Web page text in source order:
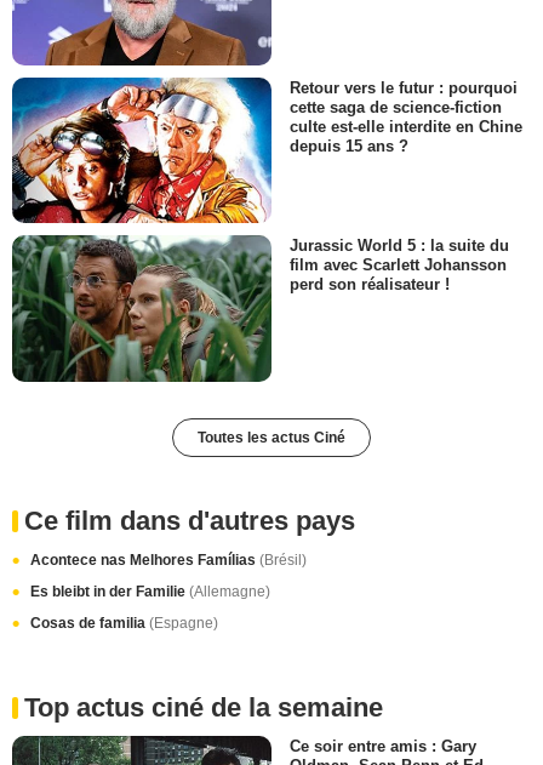
Retour vers le futur : pourquoi
cette saga de science-fiction
culte est-elle interdite en Chine
depuis 15 ans ?
Jurassic World 5 : la suite du
film avec Scarlett Johansson
perd son réalisateur !
Toutes les actus Ciné
Ce film dans d'autres pays
Acontece nas Melhores Famílias (Brésil)
Es bleibt in der Familie (Allemagne)
Cosas de familia (Espagne)
Top actus ciné de la semaine
Ce soir entre amis : Gary